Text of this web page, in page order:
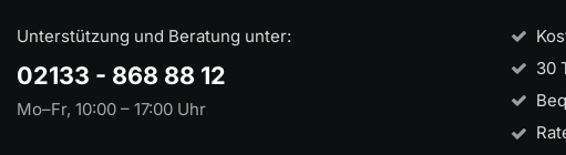
Unterstützung und Beratung unter:
02133 - 868 88 12
Mo–Fr, 10:00 – 17:00 Uhr
30